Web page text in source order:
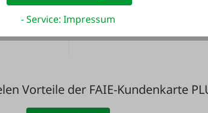
Langzeit-Garantie.
Vorteile der FAIE-Kundenkarte
- Service: Impressum